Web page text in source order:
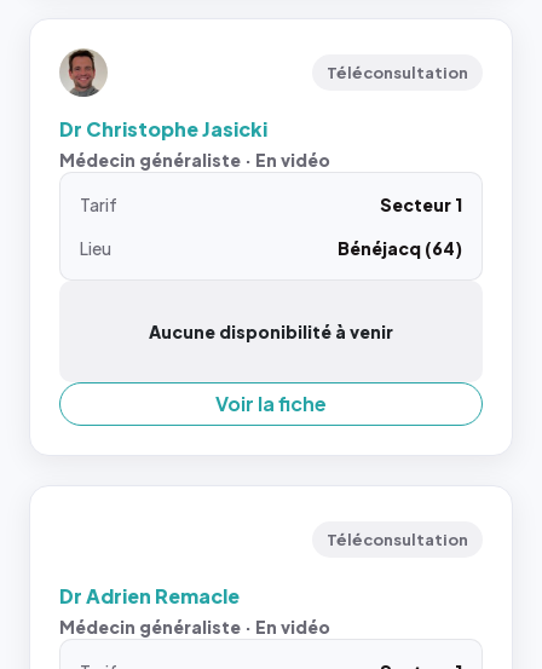
Téléconsultation
Dr Christophe Jasicki
Médecin généraliste · En vidéo
Tarif
Secteur 1
Lieu
Bénéjacq (64)
Aucune disponibilité à venir
Voir la fiche
Téléconsultation
Dr Adrien Remacle
Médecin généraliste · En vidéo